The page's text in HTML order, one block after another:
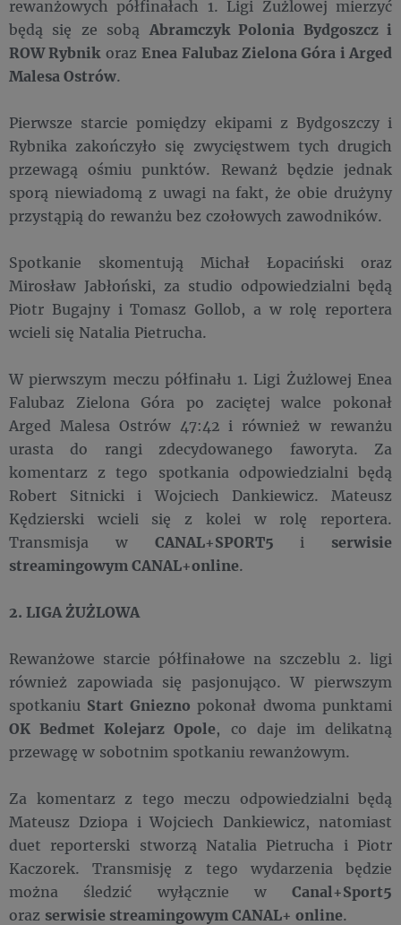
rewanżowych półfinałach 1. Ligi Żużlowej mierzyć
będą się ze sobą Abramczyk Polonia Bydgoszcz i
ROW Rybnik orazEnea Falubaz Zielona Góra i Arged
Malesa Ostrów.
Pierwsze starcie pomiędzy ekipami z Bydgoszczy i
Rybnika zakończyło się zwycięstwem tych drugich
przewagą ośmiu punktów. Rewanż będzie jednak
sporą niewiadomą z uwagi na fakt, że obie drużyny
przystąpią do rewanżu bez czołowych zawodników.
Spotkanie skomentują Michał Łopaciński oraz
Mirosław Jabłoński, za studio odpowiedzialni będą
Piotr Bugajny i Tomasz Gollob, a w rolę reportera
wcieli się Natalia Pietrucha.
W pierwszym meczu półfinału 1. Ligi Żużlowej Enea
Falubaz Zielona Góra po zaciętej walce pokonał
Arged Malesa Ostrów 47:42 i również w rewanżu
urasta do rangi zdecydowanego faworyta. Za
komentarz z tego spotkania odpowiedzialni będą
Robert Sitnicki i Wojciech Dankiewicz. Mateusz
Kędzierski wcieli się z kolei w rolę reportera.
Transmisja w CANAL+SPORT5 i serwisie
streamingowym CANAL+online.
2. LIGA ŻUŻLOWA
Rewanżowe starcie półfinałowe na szczeblu 2. ligi
również zapowiada się pasjonująco. W pierwszym
spotkaniu Start Gniezno pokonał dwoma punktami
OK Bedmet Kolejarz Opole, co daje im delikatną
przewagę w sobotnim spotkaniu rewanżowym.
Za komentarz z tego meczu odpowiedzialni będą
Mateusz Dziopa i Wojciech Dankiewicz, natomiast
duet reporterski stworzą Natalia Pietrucha i Piotr
Kaczorek. Transmisję z tego wydarzenia będzie
można śledzić wyłącznie w Canal+Sport5
oraz serwisie streamingowym CANAL+ online.